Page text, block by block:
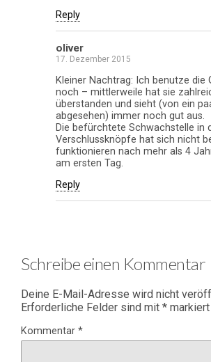
Reply
oliver
17. Dezember 2015
Kleiner Nachtrag: Ich benutze die
noch – mittlerweile hat sie
überstanden und sieht (von ein
abgesehen) immer noch gut aus.
Die befürchtete Schwachstelle in
Verschlussknöpfe hat sich nicht
funktionieren nach mehr als 4
am ersten Tag.
Reply
Schreibe einen Kommentar
Deine E-Mail-Adresse wird nicht
Erforderliche Felder sind mit * markiert
Kommentar *